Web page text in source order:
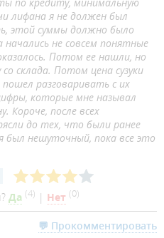
лифана я не должен был
этой суммы должно было
не совсем понятные
Потом ее нашли, но
склада. Потом цена сузуки
разговаривать с их
которые мне называл
Короче, после всех
до тех, что были ранее
был нешуточный, пока все это
Да (4) | Нет (0)
💬 Прокомментировать